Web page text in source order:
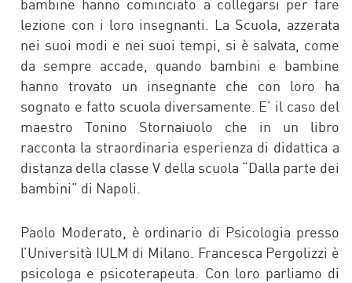
bambine hanno cominciato a collegarsi per fare
lezione con i loro insegnanti. La Scuola, azzerata
nei suoi modi e nei suoi tempi, si è salvata, come
da sempre accade, quando bambini e bambine
hanno trovato un insegnante che con loro ha
sognato e fatto scuola diversamente. E’ il caso del
maestro Tonino Stornaiuolo che in un libro
racconta la straordinaria esperienza di didattica a
distanza della classe V della scuola “Dalla parte dei
bambini” di Napoli.
Paolo Moderato, è ordinario di Psicologia presso
l’Università IULM di Milano. Francesca Pergolizzi è
psicologa e psicoterapeuta. Con loro parliamo di